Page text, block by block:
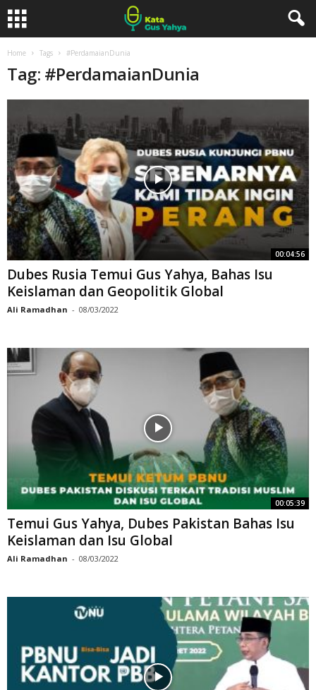
Home Tags #PerdamaianDunia
Tag: #PerdamaianDunia
00:04:56
Dubes Rusia Temui Gus Yahya, Bahas Isu
Keislaman dan Geopolitik Global
Ali Ramadhan - 08/03/2022
00:05:39
Temui Gus Yahya, Dubes Pakistan Bahas Isu
Keislaman dan Isu Global
Ali Ramadhan - 08/03/2022